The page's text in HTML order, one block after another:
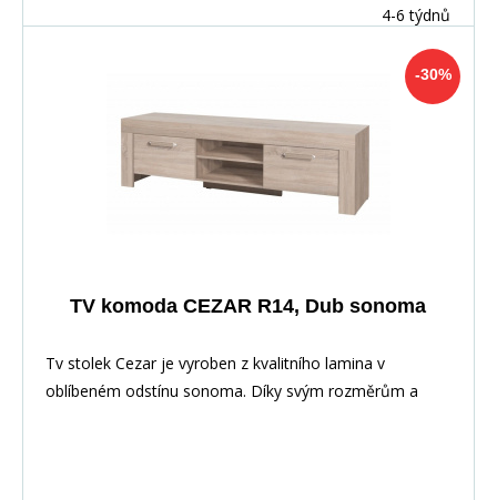
4-6 týdnů
-30%
TV komoda CEZAR R14, Dub sonoma
Tv stolek Cezar je vyroben z kvalitního lamina v
oblíbeném odstínu sonoma. Díky svým rozměrům a